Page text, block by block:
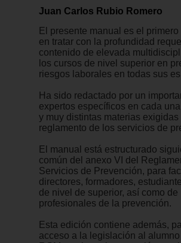
Juan Carlos Rubio Romero
El presente manual es el
en tratar con la profundidad
contenido de elevada
los cursos de nivel superior en
riesgos laborales en todas sus
Ha sido redactado por un
expertos específicos en cada
y muy distintas materias exigidas
reglamento de los servicios de
El manual está estructurado
común del anexo VI del
Servicios de Prevención, para
directores, formadores,
de nivel de superior, así como de
profesionales de la prevención.
Esta edición contiene además,
acceso a la legislación al